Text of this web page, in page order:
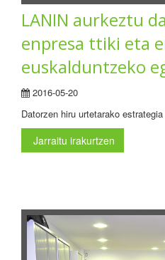
LANIN aurkeztu
enpresa ttiki eta
euskalduntzeko
2016-05-20
Datorzen hiru urtetarako
Jarraitu irakurtzen